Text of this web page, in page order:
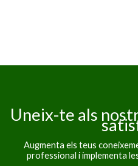
Uneix-te als
Augmenta els teus
professional i implementa